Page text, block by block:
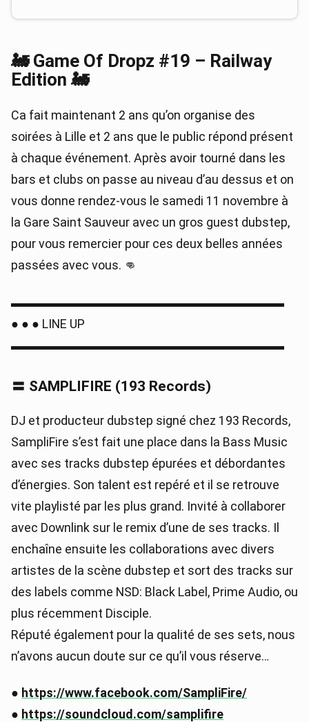
🚂 Game Of Dropz #19 – Railway
Edition 🚂
Ca fait maintenant 2 ans qu’on organise des
soirées à Lille et 2 ans que le public répond présent
à chaque événement. Après avoir tourné dans les
bars et clubs on passe au niveau d’au dessus et on
vous donne rendez-vous le samedi 11 novembre à
la Gare Saint Sauveur avec un gros guest dubstep,
pour vous remercier pour ces deux belles années
passées avec vous. 👊
▬▬▬▬▬▬▬▬▬▬▬▬▬▬▬▬▬▬▬▬▬▬
● ● ● LINE UP
▬▬▬▬▬▬▬▬▬▬▬▬▬▬▬▬▬▬▬▬▬▬
〓 SAMPLIFIRE (193 Records)
DJ et producteur dubstep signé chez 193 Records,
SampliFire s’est fait une place dans la Bass Music
avec ses tracks dubstep épurées et débordantes
d’énergies. Son talent est repéré et il se retrouve
vite playlisté par les plus grand. Invité à collaborer
avec Downlink sur le remix d’une de ses tracks. Il
enchaîne ensuite les collaborations avec divers
artistes de la scène dubstep et sort des tracks sur
des labels comme NSD: Black Label, Prime Audio, ou
plus récemment Disciple.
Réputé également pour la qualité de ses sets, nous
n’avons aucun doute sur ce qu’il vous réserve…
● https://www.facebook.com/SampliFire/
● https://soundcloud.com/samplifire